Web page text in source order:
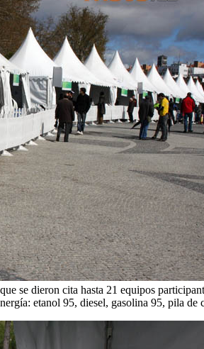
se dieron cita hasta 21 equipos
etanol 95, diesel, gasolina 95, pila